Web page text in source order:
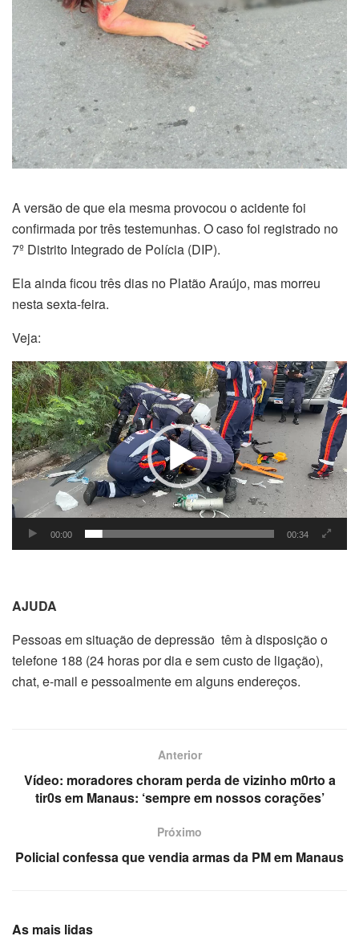
A versão de que ela mesma provocou o acidente foi
confirmada por três testemunhas. O caso foi registrado no
7º Distrito Integrado de Polícia (DIP).
Ela ainda ficou três dias no Platão Araújo, mas morreu
nesta sexta-feira.
Veja:
Tocador
de
vídeo
00:00 00:34
AJUDA
Pessoas em situação de depressão têm à disposição o
telefone 188 (24 horas por dia e sem custo de ligação),
chat, e-mail e pessoalmente em alguns endereços.
Anterior
Vídeo: moradores choram perda de vizinho m0rto a
tir0s em Manaus: ‘sempre em nossos corações’
Próximo
Policial confessa que vendia armas da PM em Manaus
As mais lidas